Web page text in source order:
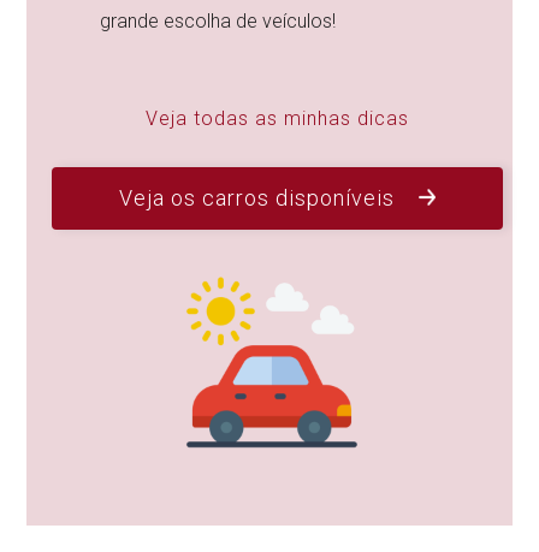
grande escolha de veículos!
Veja todas as minhas dicas
Veja os carros disponíveis